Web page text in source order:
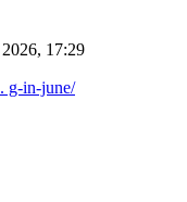
17:29
g-in-june/